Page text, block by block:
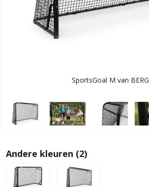
SportsGoal M van BERG
Andere kleuren (2)